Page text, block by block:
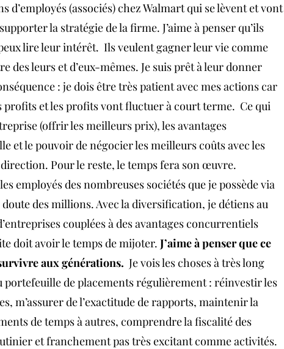
d’employés (associés) chez Walmart qui se lèvent et vont
la stratégie de la firme. J’aime à penser qu’ils
lire leur intérêt.  Ils veulent gagner leur vie comme
des leurs et d’eux-mêmes. Je suis prêt à leur donner
: je dois être très patient avec mes actions car
et les profits vont fluctuer à court terme.  Ce qui
(offrir les meilleurs prix), les avantages
et le pouvoir de négocier les meilleurs coûts avec les
Pour le reste, le temps fera son œuvre.
employés des nombreuses sociétés que je possède via
des millions. Avec la diversification, je détiens au
couplées à des avantages concurrentiels
doit avoir le temps de mijoter. J’aime à penser que ce
aux générations.
  Je vois les choses à très long
de placements régulièrement : réinvestir les
m’assurer de l’exactitude de rapports, maintenir la
de temps à autres, comprendre la fiscalité des
et franchement pas très excitant comme activités.